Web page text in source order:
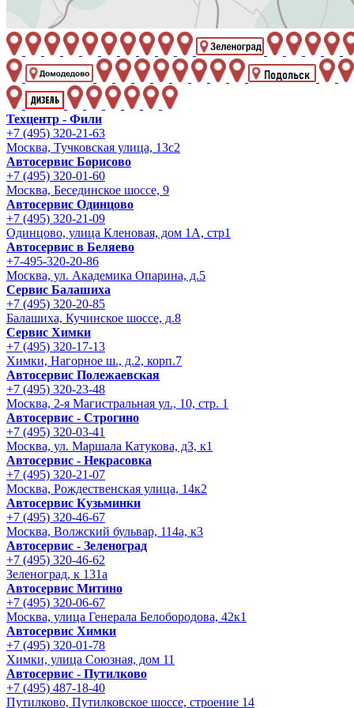
Техцентр - Фили
+7 (495) 320-21-63
Москва, Тучковская улица, 13с2
Автосервис Борисово
+7 (495) 320-01-60
Москва, Бесединское шоссе, 9
Автосервис Одинцово
+7 (495) 320-21-09
Одинцово, улица Кленовая, дом 1А, стр1
Автосервис в Беляево
+7-495-320-20-86
Москва, ул. Академика Опарина, д.5
Сервис Балашиха
+7 (495) 320-20-85
Балашиха, Кучинское шоссе, д.8
Сервис Химки
+7 (495) 320-17-13
Химки, Нагорное ш., д.2, корп.7
Автосервис Полежаевская
+7 (495) 320-23-48
Москва, 2-я Магистральная ул., 10, стр. 1
Автосервис - Строгино
+7 (495) 320-03-41
Москва, ул. Маршала Катукова, д3, к1
Автосервис - Некрасовка
+7 (495) 320-21-07
Москва, Рождественская улица, 14к2
Автосервис Кузьминки
+7 (495) 320-46-67
Москва, Волжский бульвар, 114а, к3
Автосервис - Зеленоград
+7 (495) 320-46-62
Зеленоград, к 131а
Автосервис Митино
+7 (495) 320-06-67
Москва, улица Генерала Белобородова, 42к1
Автосервис Химки
+7 (495) 320-01-78
Химки, улица Союзная, дом 11
Автосервис - Путилково
+7 (495) 487-18-40
Путилково, Путилковское шоссе, строение 14